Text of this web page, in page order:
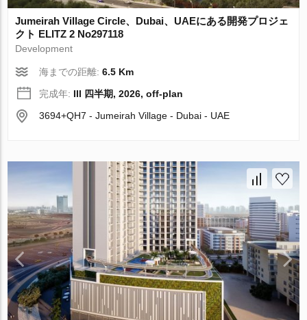
Jumeirah Village Circle、Dubai、UAEにある開発プロジェ
クト ELITZ 2 No297118
Development
海までの距離:6.5 Km
完成年: III 四半期, 2026, off-plan
3694+QH7 - Jumeirah Village - Dubai - UAE